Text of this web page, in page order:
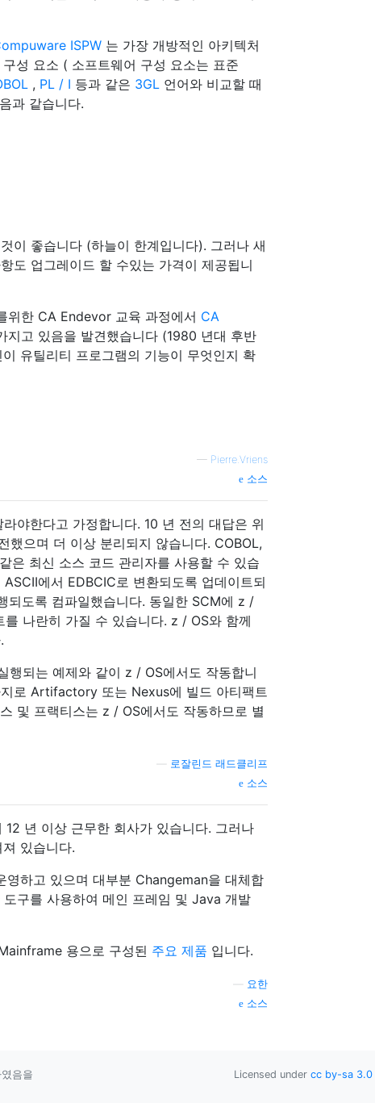
ISPW 는 가장 개방적인 아키텍처
성 요소 ( 소프트웨어 구성 요소는 표준
, PL / I 등과 같은 3GL 언어와 비교할 때
과 같습니다.
이 좋습니다 (하늘이 한계입니다). 그러나 새
도 업그레이드 할 수있는 가격이 제공됩니
위한 CA Endevor 교육 과정에서 CA
지고 있음을 발견했습니다 (1980 년대 후반
유틸리티 프로그램의 기능이 무엇인지 확
— Pierre.Vriens
소스
야한다고 가정합니다. 10 년 전의 대답은 위
으며 더 이상 분리되지 않습니다. COBOL,
은 최신 소스 코드 관리자를 사용할 수 있습
에서 EDBCIC로 변환되도록 업데이트되
되도록 컴파일했습니다. 동일한 SCM에 z /
나란히 가질 수 있습니다. z / OS와 함께
되는 예제와 같이 z / OS에서도 작동합니
로 Artifactory 또는 Nexus에 빌드 아티팩트
및 프랙티스는 z / OS에서도 작동하므로 별
로잘린드 래드클리프
소스
년 이상 근무한 회사가 있습니다. 그러나
있습니다.
하고 있으며 대부분 Changeman을 대체합
구를 사용하여 메인 프레임 및 Java 개발
용으로 구성된 주요 제품 입니다.
요한
소스
음을
Licensed under cc by-sa 3.0